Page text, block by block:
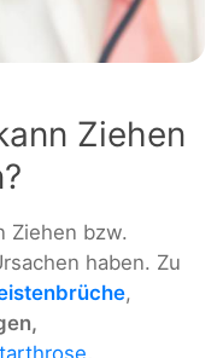
Ziehen
Ziehen bzw.
haben. Zu
,
,